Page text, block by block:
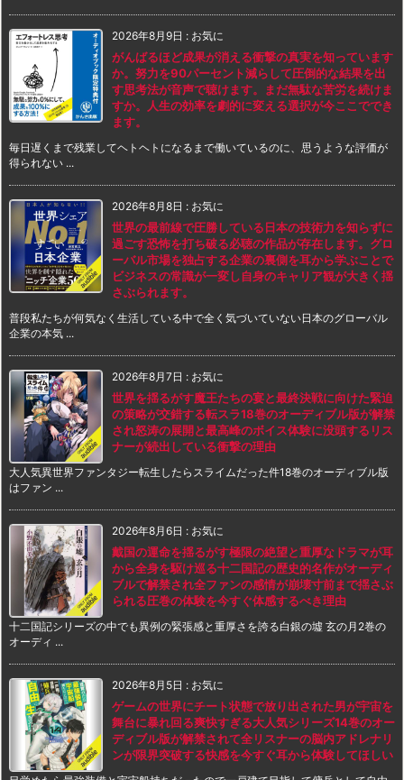
2026年8月9日 : お気に
がんばるほど成果が消える衝撃の真実を知っています
か。努力を90パーセント減らして圧倒的な結果を出
す思考法が音声で聴けます。まだ無駄な苦労を続けま
すか。人生の効率を劇的に変える選択が今ここででき
ます。
毎日遅くまで残業してヘトヘトになるまで働いているのに、思うような評価が
得られない ...
2026年8月8日 : お気に
世界の最前線で圧勝している日本の技術力を知らずに
過ごす恐怖を打ち破る必聴の作品が存在します。グロ
ーバル市場を独占する企業の裏側を耳から学ぶことで
ビジネスの常識が一変し自身のキャリア観が大きく揺
さぶられます。
普段私たちが何気なく生活している中で全く気づいていない日本のグローバル
企業の本気 ...
2026年8月7日 : お気に
世界を揺るがす魔王たちの宴と最終決戦に向けた緊迫
の策略が交錯する転スラ18巻のオーディブル版が解禁
され怒涛の展開と最高峰のボイス体験に没頭するリス
ナーが続出している衝撃の理由
大人気異世界ファンタジー転生したらスライムだった件18巻のオーディブル版
はファン ...
2026年8月6日 : お気に
戴国の運命を揺るがす極限の絶望と重厚なドラマが耳
から全身を駆け巡る十二国記の歴史的名作がオーディ
ブルで解禁され全ファンの感情が崩壊寸前まで揺さぶ
られる圧巻の体験を今すぐ体感するべき理由
十二国記シリーズの中でも異例の緊張感と重厚さを誇る白銀の墟 玄の月2巻の
オーディ ...
2026年8月5日 : お気に
ゲームの世界にチート状態で放り出された男が宇宙を
舞台に暴れ回る爽快すぎる大人気シリーズ14巻のオー
ディブル版が解禁されて全リスナーの脳内アドレナリ
ンが限界突破する快感を今すぐ耳から体験してほしい